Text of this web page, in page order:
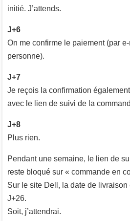
initié. J’attends.
J+6
On me confirme le paiement (par
personne).
J+7
Je reçois la confirmation
avec le lien de suivi de la
J+8
Plus rien.
Pendant une semaine, le lien de
reste bloqué sur « commande en
Sur le site Dell, la date de livraison
J+26.
Soit, j’attendrai.